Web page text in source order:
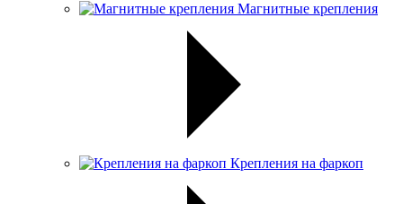
Магнитные крепления
Крепления на фаркоп